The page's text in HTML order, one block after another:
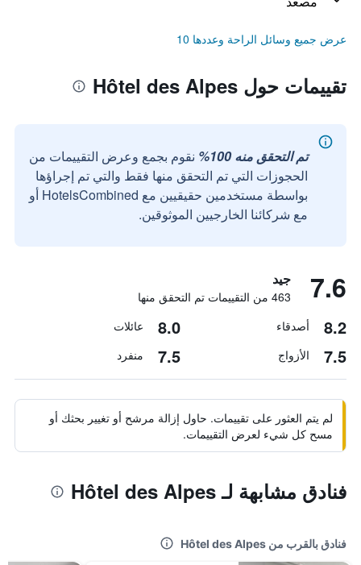
عرض جميع وسائل الراحة وعددها 10
تقييمات حول Hôtel des Alpes
تم التحقق منه 100%
نقوم بجمع وعرض التقييمات من
الحجوزات التي تم التحقق منها فقط والتي تم إجراؤها
بواسطة مستخدمين حقيقيين مع HotelsCombined أو
مع شركائنا الخارجيين الموثوقين.
7.6 جيد
463 من التقييمات تم التحقق منها
8.2 أصدقاء 8.0 عائلات
7.5 الأزواج 7.5 منفرد
لم يتم العثور على تقييمات. حاول إزالة مرشح أو تغيير بحثك أو
مسح كل شيء لعرض التقييمات.
فنادق مشابهة لـ Hôtel des Alpes
فنادق بالقرب من Hôtel des Alpes